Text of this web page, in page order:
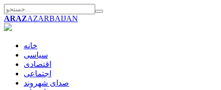
ARAZAZARBAIJAN
خانه
سیاسی
اقتصادی
اجتماعی
صدای شهروند